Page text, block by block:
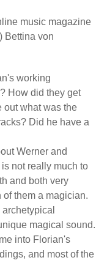
music magazine
Bettina von
working
How did they get
out what was the
Did he have a
Werner and
not really much to
and both very
them a magician.
magical sound.
into Florian's
and most of the